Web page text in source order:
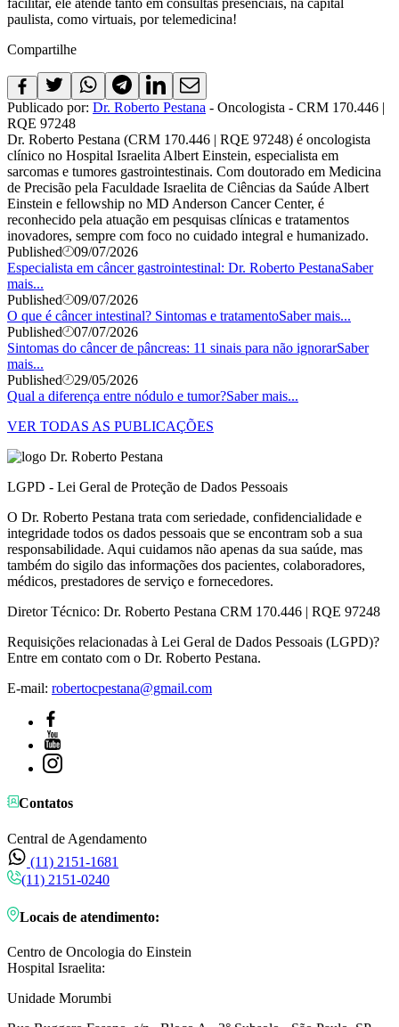
facilitar, ele atende tanto em consultas presenciais, na capital
paulista, como virtuais, por telemedicina!
Compartilhe
Publicado por: Dr. Roberto Pestana - Oncologista - CRM 170.446 |
RQE 97248
Dr. Roberto Pestana (CRM 170.446 | RQE 97248) é oncologista
clínico no Hospital Israelita Albert Einstein, especialista em
sarcomas e tumores gastrointestinais. Com doutorado em Medicina
de Precisão pela Faculdade Israelita de Ciências da Saúde Albert
Einstein e fellowship no MD Anderson Cancer Center, é
reconhecido pela atuação em pesquisas clínicas e tratamentos
inovadores, sempre com foco no cuidado integral e humanizado.
Published
09/07/2026
Especialista em câncer gastrointestinal: Dr. Roberto PestanaSaber
mais...
Published
09/07/2026
O que é câncer intestinal? Sintomas e tratamentoSaber mais...
Published
07/07/2026
Sintomas do câncer de pâncreas: 11 sinais para não ignorarSaber
mais...
Published
29/05/2026
Qual a diferença entre nódulo e tumor?Saber mais...
VER TODAS AS PUBLICAÇÕES
LGPD - Lei Geral de Proteção de Dados Pessoais
O Dr. Roberto Pestana trata com seriedade, confidencialidade e
integridade todos os dados pessoais que se encontram sob a sua
responsabilidade. Aqui cuidamos não apenas da sua saúde, mas
também do sigilo das informações dos pacientes, colaboradores,
médicos, prestadores de serviço e fornecedores.
Diretor Técnico: Dr. Roberto Pestana CRM 170.446 | RQE 97248
Requisições relacionadas à Lei Geral de Dados Pessoais (LGPD)?
Entre em contato com o Dr. Roberto Pestana.
E-mail: robertocpestana@gmail.com
Contatos
Central de Agendamento
(11) 2151-1681
(11) 2151-0240
Locais de atendimento:
Centro de Oncologia do Einstein
Hospital Israelita:
Unidade Morumbi